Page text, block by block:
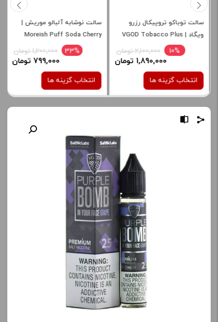
سالت توباکو تروپیکال رزرو
ویگاد | VGOD Tobacco Plus
Tropical Reserve SaltNic
10% 2,100,000 تومان
1,890,000 تومان
انتخاب گزینه ها
برای فعال شدن سبد خرید و
نمایش قیمت ، گزینه های
محصول را از کادر بالا انتخاب
آخرین بروزرسانی
تمامی قیمت ها بروز
سالت نوشابه آلبالو موریش |
Moreish Puff Soda Cherry
33% 1,200,000 تومان
799,000 تومان
انتخاب گزینه ها
25 میلی گرم
برای فعال شدن سبد خرید و
نمایش قیمت ، گزینه های
محصول را از کادر بالا انتخاب
کنید.
آخرین بروزرسانی
قیمت: 18 ساعت پیش
تمامی قیمت ها بروز
هستند.